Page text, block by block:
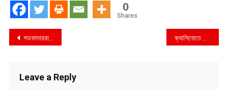
0
Shares
Post
গডফাদাররা অধরা ক্যাসিনোতে জড়িতদের দেশত্যাগ ঠেকাতে রেড অ্যালার্ট
Leave a Reply